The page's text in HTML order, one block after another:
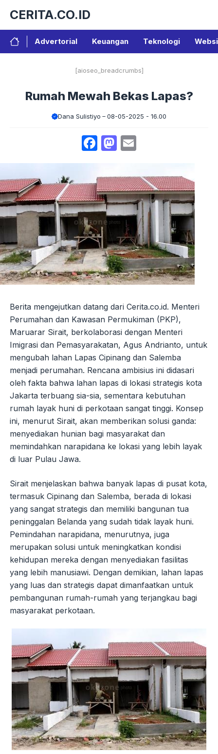
isi
CERITA.CO.ID
Advertorial Keuangan Teknologi
[aioseo_breadcrumbs]
Rumah Mewah Bekas Lapas?
Dana Sulistiyo 08-05-2025 - 16.00
Facebook
Mastodon
Berita mengejutkan datang dari Cerita.co.id. Menteri
Perumahan dan Kawasan Permukiman (PKP),
Maruarar Sirait, berkolaborasi dengan Menteri
Imigrasi dan Pemasyarakatan, Agus Andrianto, untuk
mengubah lahan Lapas Cipinang dan Salemba
menjadi perumahan. Rencana ambisius ini didasari
oleh fakta bahwa lahan lapas di lokasi strategis kota
Jakarta terbuang sia-sia, sementara kebutuhan
rumah layak huni di perkotaan sangat tinggi. Konsep
ini, menurut Sirait, akan memberikan solusi ganda:
menyediakan hunian bagi masyarakat dan
memindahkan narapidana ke lokasi yang lebih layak
di luar Pulau Jawa.
Sirait menjelaskan bahwa banyak lapas di pusat kota,
termasuk Cipinang dan Salemba, berada di lokasi
yang sangat strategis dan memiliki bangunan tua
peninggalan Belanda yang sudah tidak layak huni.
Pemindahan narapidana, menurutnya, juga
merupakan solusi untuk meningkatkan kondisi
kehidupan mereka dengan menyediakan fasilitas
yang lebih manusiawi. Dengan demikian, lahan lapas
yang luas dan strategis dapat dimanfaatkan untuk
pembangunan rumah-rumah yang terjangkau bagi
masyarakat perkotaan.